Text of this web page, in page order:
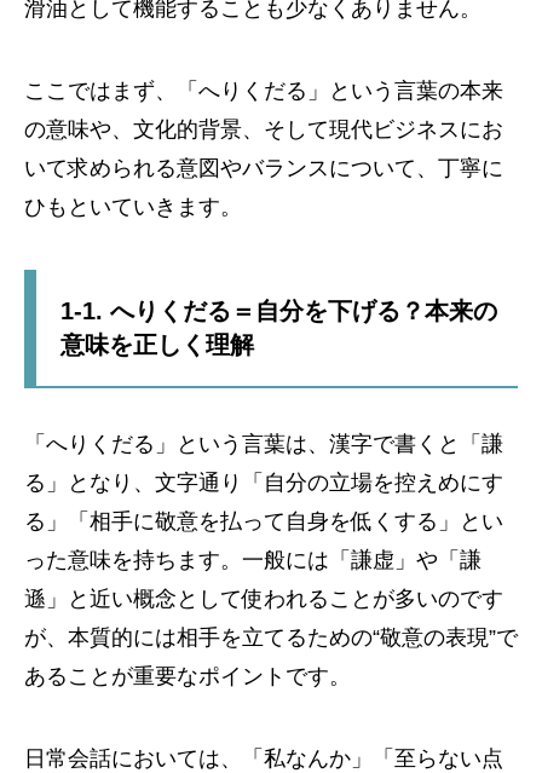
滑油として機能することも少なくありません。
ここではまず、「へりくだる」という言葉の本来
の意味や、文化的背景、そして現代ビジネスにお
いて求められる意図やバランスについて、丁寧に
ひもといていきます。
1-1. へりくだる＝自分を下げる？本来の
意味を正しく理解
「へりくだる」という言葉は、漢字で書くと「謙
る」となり、文字通り「自分の立場を控えめにす
る」「相手に敬意を払って自身を低くする」とい
った意味を持ちます。一般には「謙虚」や「謙
遜」と近い概念として使われることが多いのです
が、本質的には相手を立てるための“敬意の表現”で
あることが重要なポイントです。
日常会話においては、「私なんか」「至らない点